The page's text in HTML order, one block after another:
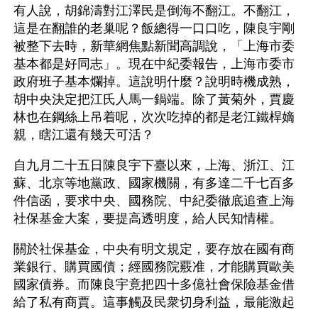
有人說，胡錦濤對江澤民是倒海不翻江。不翻江，
這是在翻誰的老巢呢？飯總得一口口吃，陳良宇剛
被整下去時，新華網焦點新聞高調說，「上海市委
基本都是好同志」。現在中紀委報告，上海市委市
政府班子基本爛掉。這說明什麼？說明時機成熟，
胡中央決定把江氏人馬一鍋端。除了黃菊外，賈慶
林也在鋼絲上吊着呢，次次吃掉的都是老江鐵桿嫡
親，瞎江還有幾天可活？
自九月二十五日陳良宇下臺以來，上海、浙江、江
蘇、北京等地黨政、國家機關，有多達二千七百多
件信函，要求中央、國務院、中紀委徹底追查上海
社保基金大案，要提高透明度，給人民知情權。
關於社保基金，中央有明文規定，要存放在國有商
業銀行、購買國債；經國務院覈准，才能購買歐美
國家債券。而陳良宇竟把四十多億社會保險基金借
給了私有商賈。這事觸及民衆切身利益，最能激起